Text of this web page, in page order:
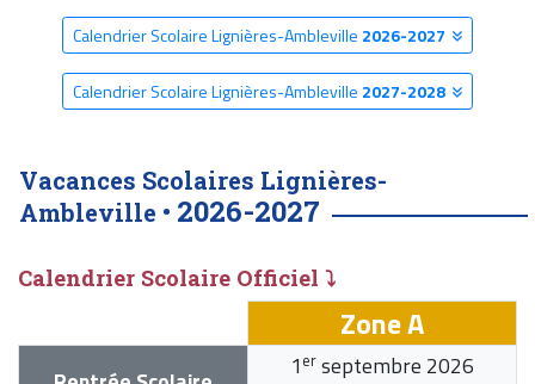
Calendrier Scolaire Lignières-Ambleville 2026-2027
Calendrier Scolaire Lignières-Ambleville 2027-2028
Vacances Scolaires Lignières-
Ambleville • 2026-2027
Calendrier Scolaire Officiel ⤵
Zone A
1 er septembre 2026